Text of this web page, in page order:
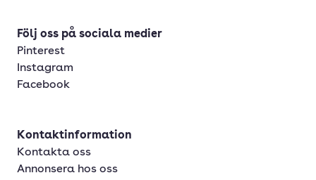
Följ oss på sociala medier
Pinterest
Instagram
Facebook
Kontaktinformation
Kontakta oss
Annonsera hos oss